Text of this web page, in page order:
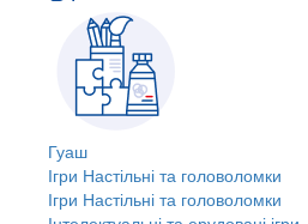
Гуаш
Ігри Настільні та головоломки
Ігри Настільні та головоломки